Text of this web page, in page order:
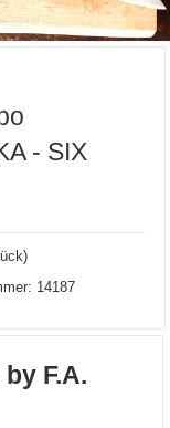
- SIX
14187
F.A.